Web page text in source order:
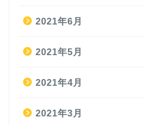
2021年6月
2021年5月
2021年4月
2021年3月